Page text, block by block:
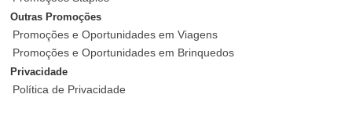
Outras Promoções
Promoções e Oportunidades em Viagens
Promoções e Oportunidades em Brinquedos
Privacidade
Política de Privacidade